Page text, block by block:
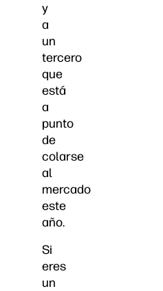
y
a
un
tercero
que
está
a
punto
de
colarse
al
mercado
este
año.
Si
eres
un